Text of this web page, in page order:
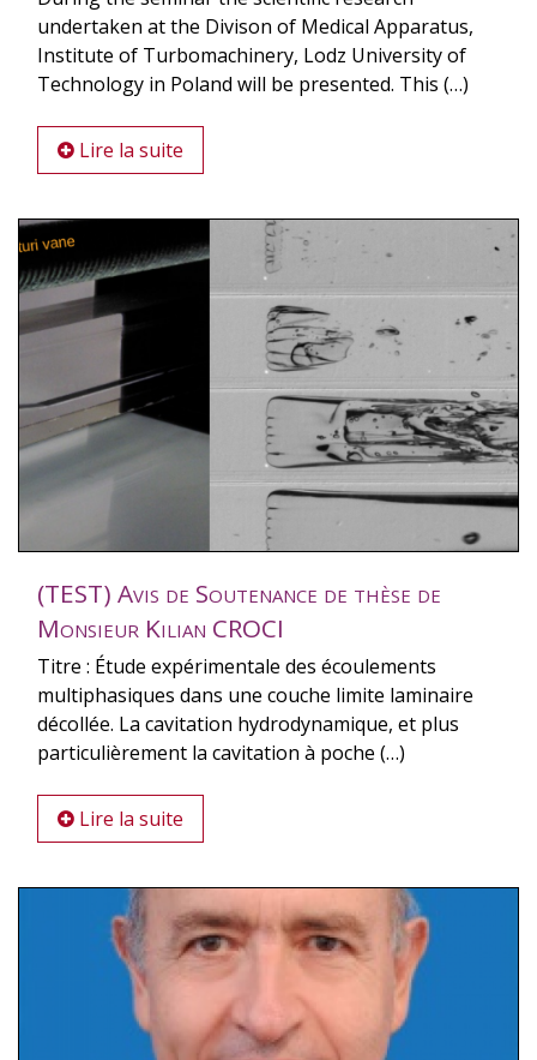
undertaken at the Divison of Medical Apparatus,
Institute of Turbomachinery, Lodz University of
Technology in Poland will be presented. This (…)
Lire la suite
(TEST) Avis de Soutenance de thèse de
Monsieur Kilian CROCI
Titre : Étude expérimentale des écoulements
multiphasiques dans une couche limite laminaire
décollée. La cavitation hydrodynamique, et plus
particulièrement la cavitation à poche (…)
Lire la suite